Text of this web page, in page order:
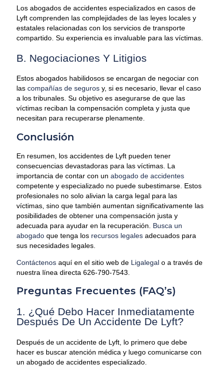
Los abogados de accidentes especializados en casos de
Lyft comprenden las complejidades de las leyes locales y
estatales relacionadas con los servicios de transporte
compartido. Su experiencia es invaluable para las víctimas.
B. Negociaciones Y Litigios
Estos abogados habilidosos se encargan de negociar con
las compañías de seguros y, si es necesario, llevar el caso
a los tribunales. Su objetivo es asegurarse de que las
víctimas reciban la compensación completa y justa que
necesitan para recuperarse plenamente.
Conclusión
En resumen, los accidentes de Lyft pueden tener
consecuencias devastadoras para las víctimas. La
importancia de contar con un abogado de accidentes
competente y especializado no puede subestimarse. Estos
profesionales no solo alivian la carga legal para las
víctimas, sino que también aumentan significativamente las
posibilidades de obtener una compensación justa y
adecuada para ayudar en la recuperación. Busca un
abogado que tenga los recursos legales adecuados para
sus necesidades legales.
Contáctenos aquí en el sitio web de Ligalegal o a través de
nuestra línea directa 626-790-7543.
Preguntas Frecuentes (FAQ’s)
1. ¿Qué Debo Hacer Inmediatamente
Después De Un Accidente De Lyft?
Después de un accidente de Lyft, lo primero que debe
hacer es buscar atención médica y luego comunicarse con
un abogado de accidentes especializado.